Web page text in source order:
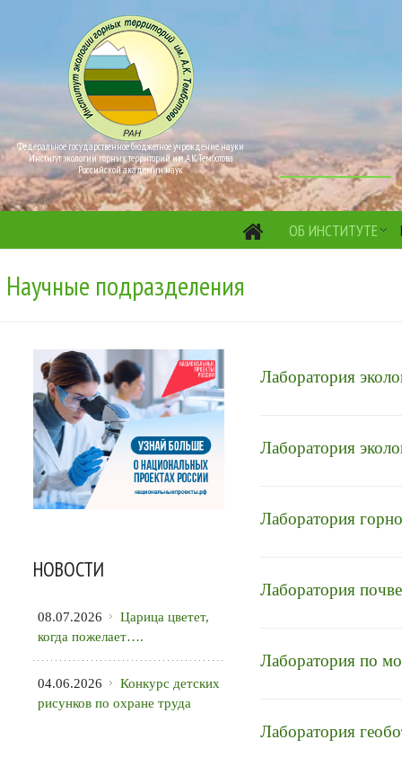
Федеральное государственное бюджетное учреждение науки
Институт экологии горных территорий им. А.К. Темботова
Российской академии наук
ОБ ИНСТИТУТЕ
Научные подразделения
НОВОСТИ
08.07.2026
Царица цветет,
когда пожелает….
04.06.2026
Конкурс детских
рисунков по охране труда
Лаборатория
Лаборатория
Лаборатория
Лаборатория
Лаборатория по
Лаборатория